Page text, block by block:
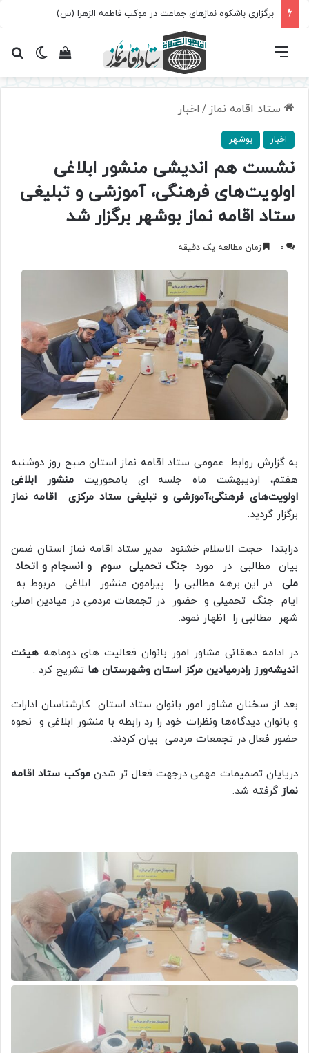
برگزاری باشکوه نمازهای جماعت در موکب فاطمه الزهرا (س)
تغییرمشاهده فهرست
ستاد اقامه نماز / اخبار
اخبار بوشهر
نشست هم اندیشی منشور ابلاغی
اولویت‌های فرهنگی، آموزشی و تبلیغی
ستاد اقامه نماز بوشهر برگزار شد
0 زمان مطالعه یک دقیقه
به گزارش روابط عمومی ستاد اقامه نماز استان صبح روز دوشنبه
هفتم، اردیبهشت ماه جلسه ای بامحوریتمنشور ابلاغی
اولویت‌های فرهنگی،آموزشی و تبلیغی ستاد مرکزی اقامه نماز
برگزار گردید.
درابتدا حجت الاسلام خشنود مدیر ستاد اقامه نماز استان ضمن
بیان مطالبی در مورد جنگ تحمیلی سوم و انسجام و اتحاد
ملی
در این برهه مطالبی را پیرامون منشور ابلاغی مربوط به
ایام جنگ تحمیلی و حضور در تجمعات مردمی در میادین اصلی
شهر مطالبی را اظهار نمود.
در ادامه دهقانی مشاور امور بانوان فعالیت های دوماهه هیئت
اندیشه‌ورز رادرمیادین مرکز استان وشهرستان ها تشریح کرد .
بعد از سخنان مشاور امور بانوان ستاد استان کارشناسان ادارات
و بانوان دیدگاه‌ها ونظرات خود را رد رابطه با منشور ابلاغی و نحوه
حضور فعال در تجمعات مردمی بیان کردند.
دریایان تصمیمات مهمی درجهت فعال تر شدن موکب ستاد اقامه
نماز گرفته شد.